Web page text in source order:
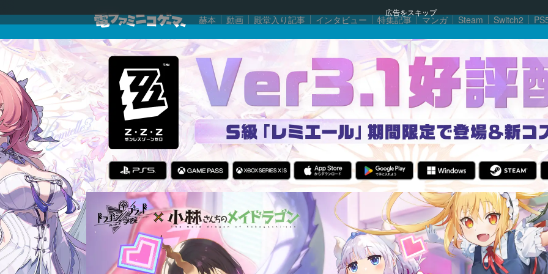
広告をスキップ
赫本 動画 殿堂入り記事 インタビュー 特集記事 マンガ Steam Switch2